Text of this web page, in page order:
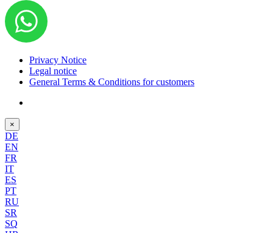
Privacy Notice
Legal notice
General Terms & Conditions for customers
×
DE
EN
FR
IT
ES
PT
RU
SR
SQ